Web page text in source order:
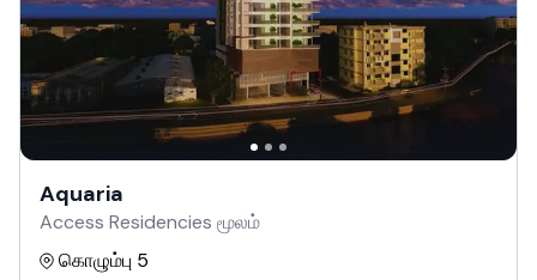
Aquaria
Access Residencies மூலம்
கொழும்பு 5